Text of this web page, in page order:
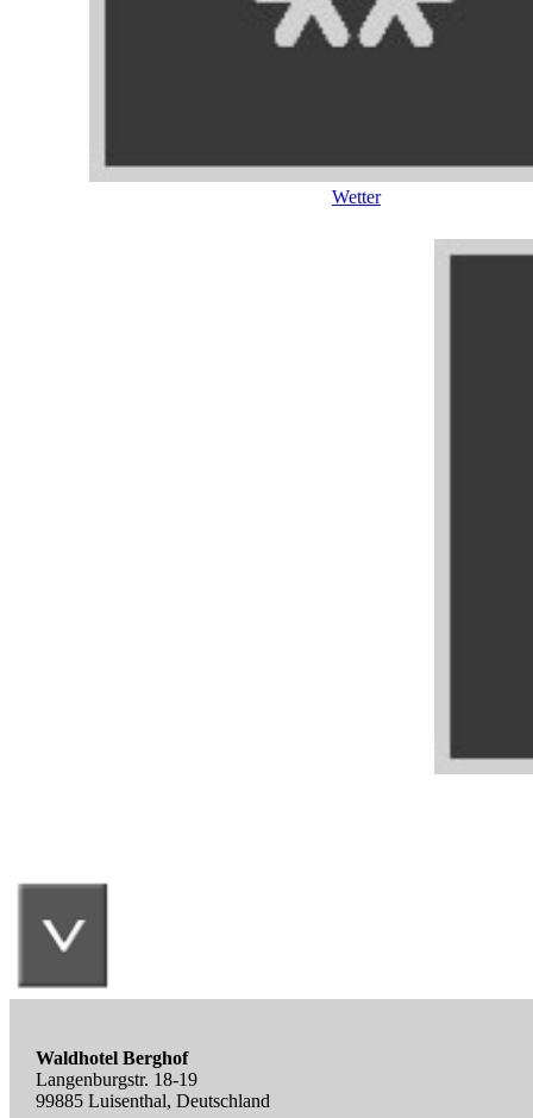
Wetter
Waldhotel Berghof
Langenburgstr. 18-19
99885 Luisenthal, Deutschland